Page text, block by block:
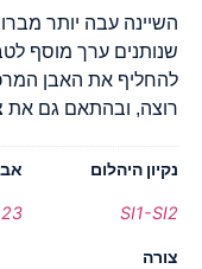
השיינה עבה יותר
שנותנים ערך מוסף
להחליף את האבן
רוצה, ובהתאם גם
נקיון היהלום
SI1-SI2
צורה